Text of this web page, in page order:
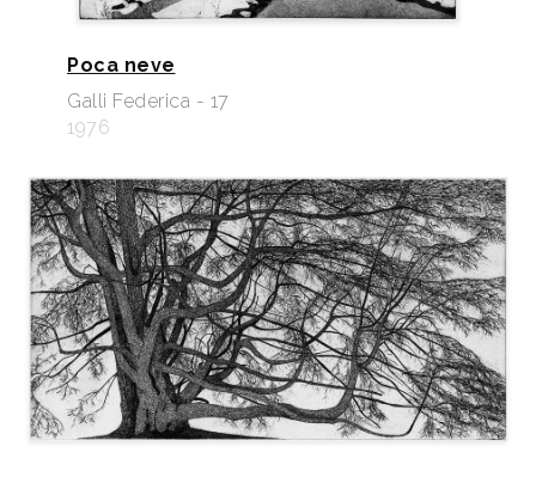
Poca neve
Galli Federica - 17
1976